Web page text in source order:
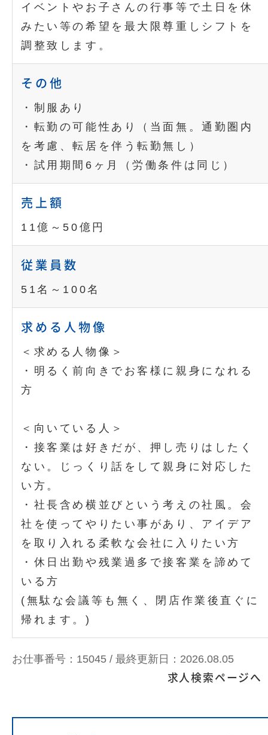
イベントやお子さんの行事等で土日を休
みたい等の希望を最大限尊重しシフトを
調整致します。
その他
・制服あり
・転勤の可能性あり（当面無。通勤圏内
を考慮、転居を伴う転勤無し）
・試用期間6ヶ月（労働条件は同じ）
売上額
11億～50億円
従業員数
51名～100名
求める人物像
＜求める人物像＞
・明るく前向きでお客様に親身になれる
方
＜向いている人＞
・接客業は好きだが、押し売りはしたく
ない。じっくり話をして親身に対応した
い方。
・社長含め横並びという考えの社風。会
社を使ってやりたい事があり、アイデア
を取り入れる柔軟な会社に入りたい方
・休日出勤や残業過多で接客業を諦めて
いる方
(無駄な会議等も無く、閉店作業後直ぐに
帰れます。)
お仕事番号：15045 / 最終更新日：2026.08.05
求人検索ページへ